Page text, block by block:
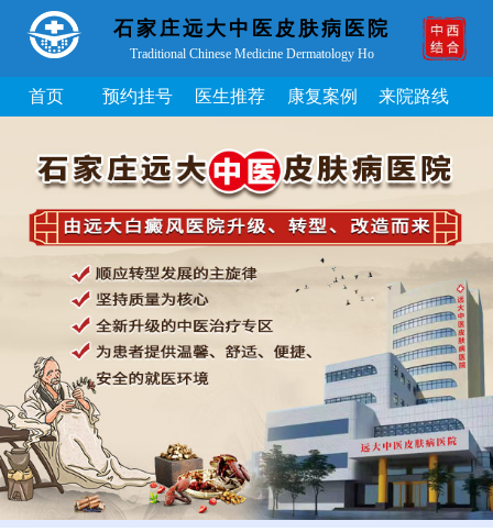
石家庄远大中医皮肤病医院
Traditional Chinese Medicine Dermatology Ho
首页 预约挂号 医生推荐 康复案例 来院路线